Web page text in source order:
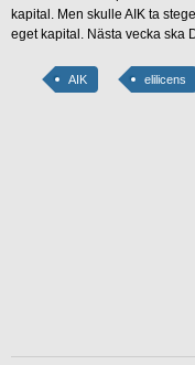
kapital. Men skulle AIK ta
eget kapital. Nästa vecka ska
AIK elilicens